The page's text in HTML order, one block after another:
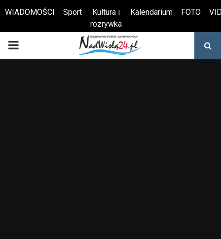
Otwórz pasek narzędzi
WIADOMOŚCI Sport
Kultura i
rozrywka
Kalendarium FOTO
PRIMARY